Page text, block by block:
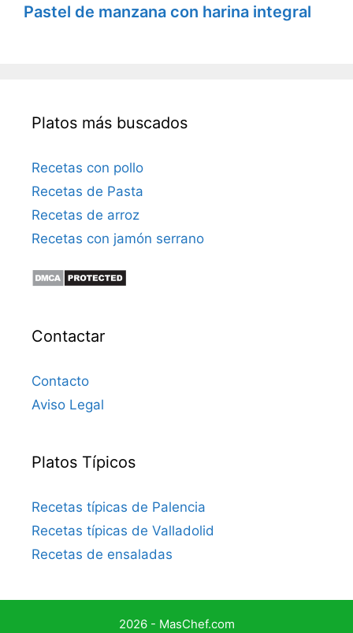
Pastel de manzana con harina integral
Platos más buscados
Recetas con pollo
Recetas de Pasta
Recetas de arroz
Recetas con jamón serrano
Contactar
Contacto
Aviso Legal
Platos Típicos
Recetas típicas de Palencia
Recetas típicas de Valladolid
Recetas de ensaladas
2026 - MasChef.com